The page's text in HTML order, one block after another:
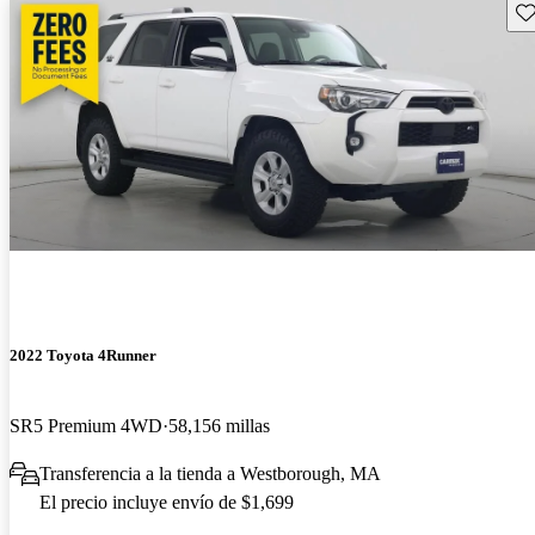
2022 Toyota 4Runner
SR5 Premium 4WD 58,156 millas
Transferencia a la tienda a Westborough, MA
El precio incluye envío de $1,699